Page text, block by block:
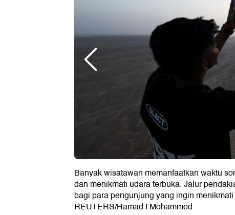
Banyak wisatawan memanfaatkan waktu
dan menikmati udara terbuka. Jalur
bagi para pengunjung yang ingin
REUTERS/Hamad I Mohammed